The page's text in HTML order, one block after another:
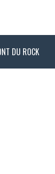
DU ROCK